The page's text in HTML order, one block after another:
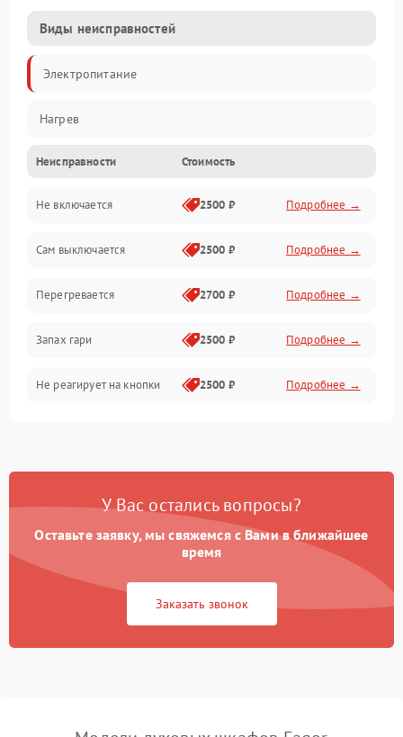
Виды неисправностей
Электропитание
Нагрев
Неисправности Стоимость
Не включается 2500 ₽ Подробнее →
Сам выключается 2500 ₽ Подробнее →
Перегревается 2700 ₽ Подробнее →
Запах гари 2500 ₽ Подробнее →
Не реагирует на кнопки 2500 ₽ Подробнее →
У Вас остались вопросы?
Оставьте заявку, мы свяжемся с Вами в ближайшее
время
Заказать звонок